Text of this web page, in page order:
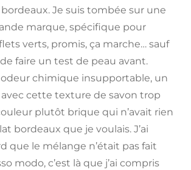
Je suis tombée sur une
marque, spécifique pour
verts, promis, ça marche… sauf
faire un test de peau avant.
chimique insupportable, un
cette texture de savon trop
plutôt brique qui n’avait rien
bordeaux que je voulais. J’ai
que le mélange n’était pas fait
modo, c’est là que j’ai compris